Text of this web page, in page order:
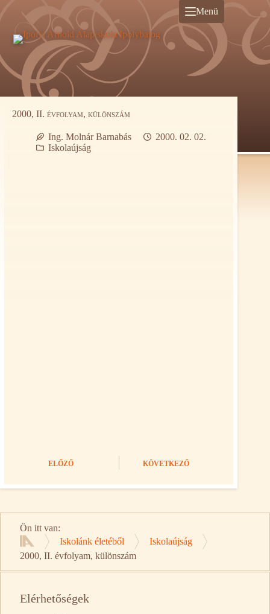
tartalomra
Menü
2000, II. évfolyam, különszám
Ing. Molnár Barnabás
2000. 02. 02.
Iskolaújság
ELŐZŐ KÖVETKEZŐ
Ön itt van:
Kezdőlap
Iskolánk életéből
Iskolaújság
2000, II. évfolyam, különszám
Elérhetőségek